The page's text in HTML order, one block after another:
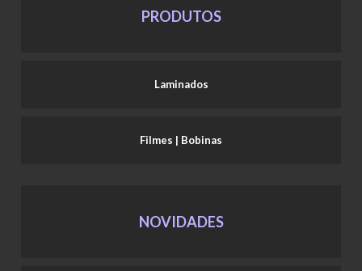
PRODUTOS
Laminados
Filmes | Bobinas
NOVIDADES